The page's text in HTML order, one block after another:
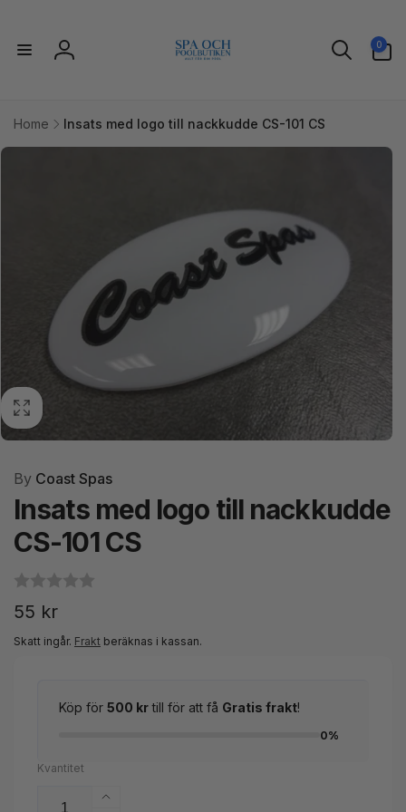
innehåll
Logga
0
artiklar
Home
Insats med logo till nackkudde CS-101 CS
till
By Coast Spas
Insats med logo till nackkudde
CS-101 CS
Ordinarie
pris
55 kr
Skatt ingår. Frakt beräknas i kassan.
Köp för 500 krtill för att få Gratis frakt!
0%
Kvantitet
Öka